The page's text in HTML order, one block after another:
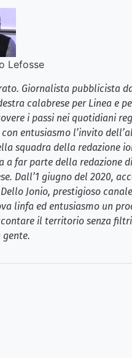
Lefosse
Giornalista pubblicista
calabrese per Linea e
i passi nei quotidiani
entusiasmo l’invito
squadra della redazione
a far parte della redazione
Dall’1 giugno del 2020,
Jonio, prestigioso
linfa ed entusiasmo un
il territorio senza